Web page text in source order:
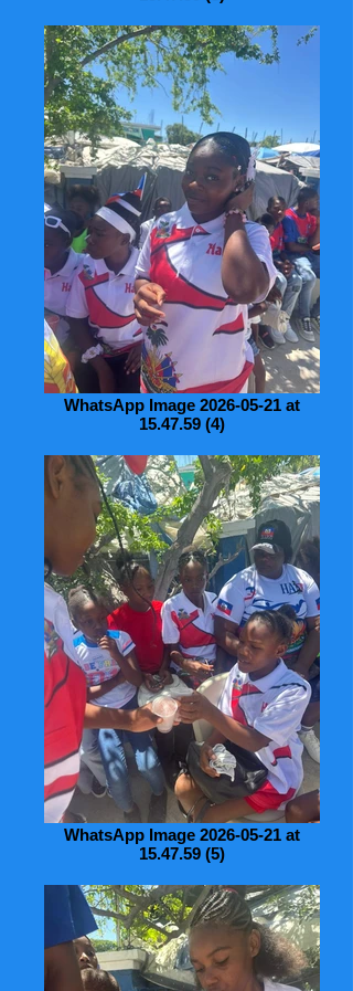
WhatsApp Image 2026-05-21 at
15.47.59 (4)
WhatsApp Image 2026-05-21 at
15.47.59 (5)